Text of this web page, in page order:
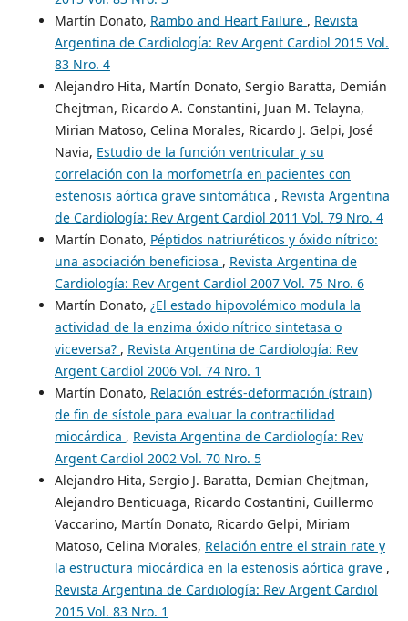
Martín Donato, Rambo and Heart Failure , Revista
Argentina de Cardiología: Rev Argent Cardiol 2015 Vol.
83 Nro. 4
Alejandro Hita, Martín Donato, Sergio Baratta, Demián
Chejtman, Ricardo A. Constantini, Juan M. Telayna,
Mirian Matoso, Celina Morales, Ricardo J. Gelpi, José
Navia, Estudio de la función ventricular y su
correlación con la morfometría en pacientes con
estenosis aórtica grave sintomática , Revista Argentina
de Cardiología: Rev Argent Cardiol 2011 Vol. 79 Nro. 4
Martín Donato, Péptidos natriuréticos y óxido nítrico:
una asociación beneficiosa , Revista Argentina de
Cardiología: Rev Argent Cardiol 2007 Vol. 75 Nro. 6
Martín Donato, ¿El estado hipovolémico modula la
actividad de la enzima óxido nítrico sintetasa o
viceversa? , Revista Argentina de Cardiología: Rev
Argent Cardiol 2006 Vol. 74 Nro. 1
Martín Donato, Relación estrés-deformación (strain)
de fin de sístole para evaluar la contractilidad
miocárdica , Revista Argentina de Cardiología: Rev
Argent Cardiol 2002 Vol. 70 Nro. 5
Alejandro Hita, Sergio J. Baratta, Demian Chejtman,
Alejandro Benticuaga, Ricardo Costantini, Guillermo
Vaccarino, Martín Donato, Ricardo Gelpi, Miriam
Matoso, Celina Morales, Relación entre el strain rate y
la estructura miocárdica en la estenosis aórtica grave ,
Revista Argentina de Cardiología: Rev Argent Cardiol
2015 Vol. 83 Nro. 1